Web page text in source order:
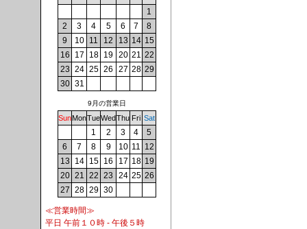
1
2
3 4 5 6 7
8
9
10 11 12 13 14 15
16
17 18 19 20 21 22
23 24 25 26 27 28 29
30 31
9月の営業日
SunMonTueWedThu Fri Sat
1 2 3 4
5
6
7 8 9 10 11 12
13
14 15 16 17 18 19
20 21 22 23 24 25 26
27 28 29 30
≪営業時間≫
平日 午前１０時 - 午後５時